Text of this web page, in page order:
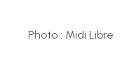
Photo : Midi Libre